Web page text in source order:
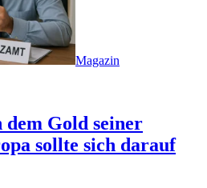
Magazin
Gold seiner
sollte sich darauf